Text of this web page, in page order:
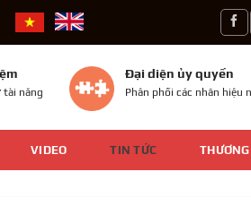
tài năng
Đại diện ủy quyền
Phân phối các nhãn hiệu
VIDEO TIN TỨC